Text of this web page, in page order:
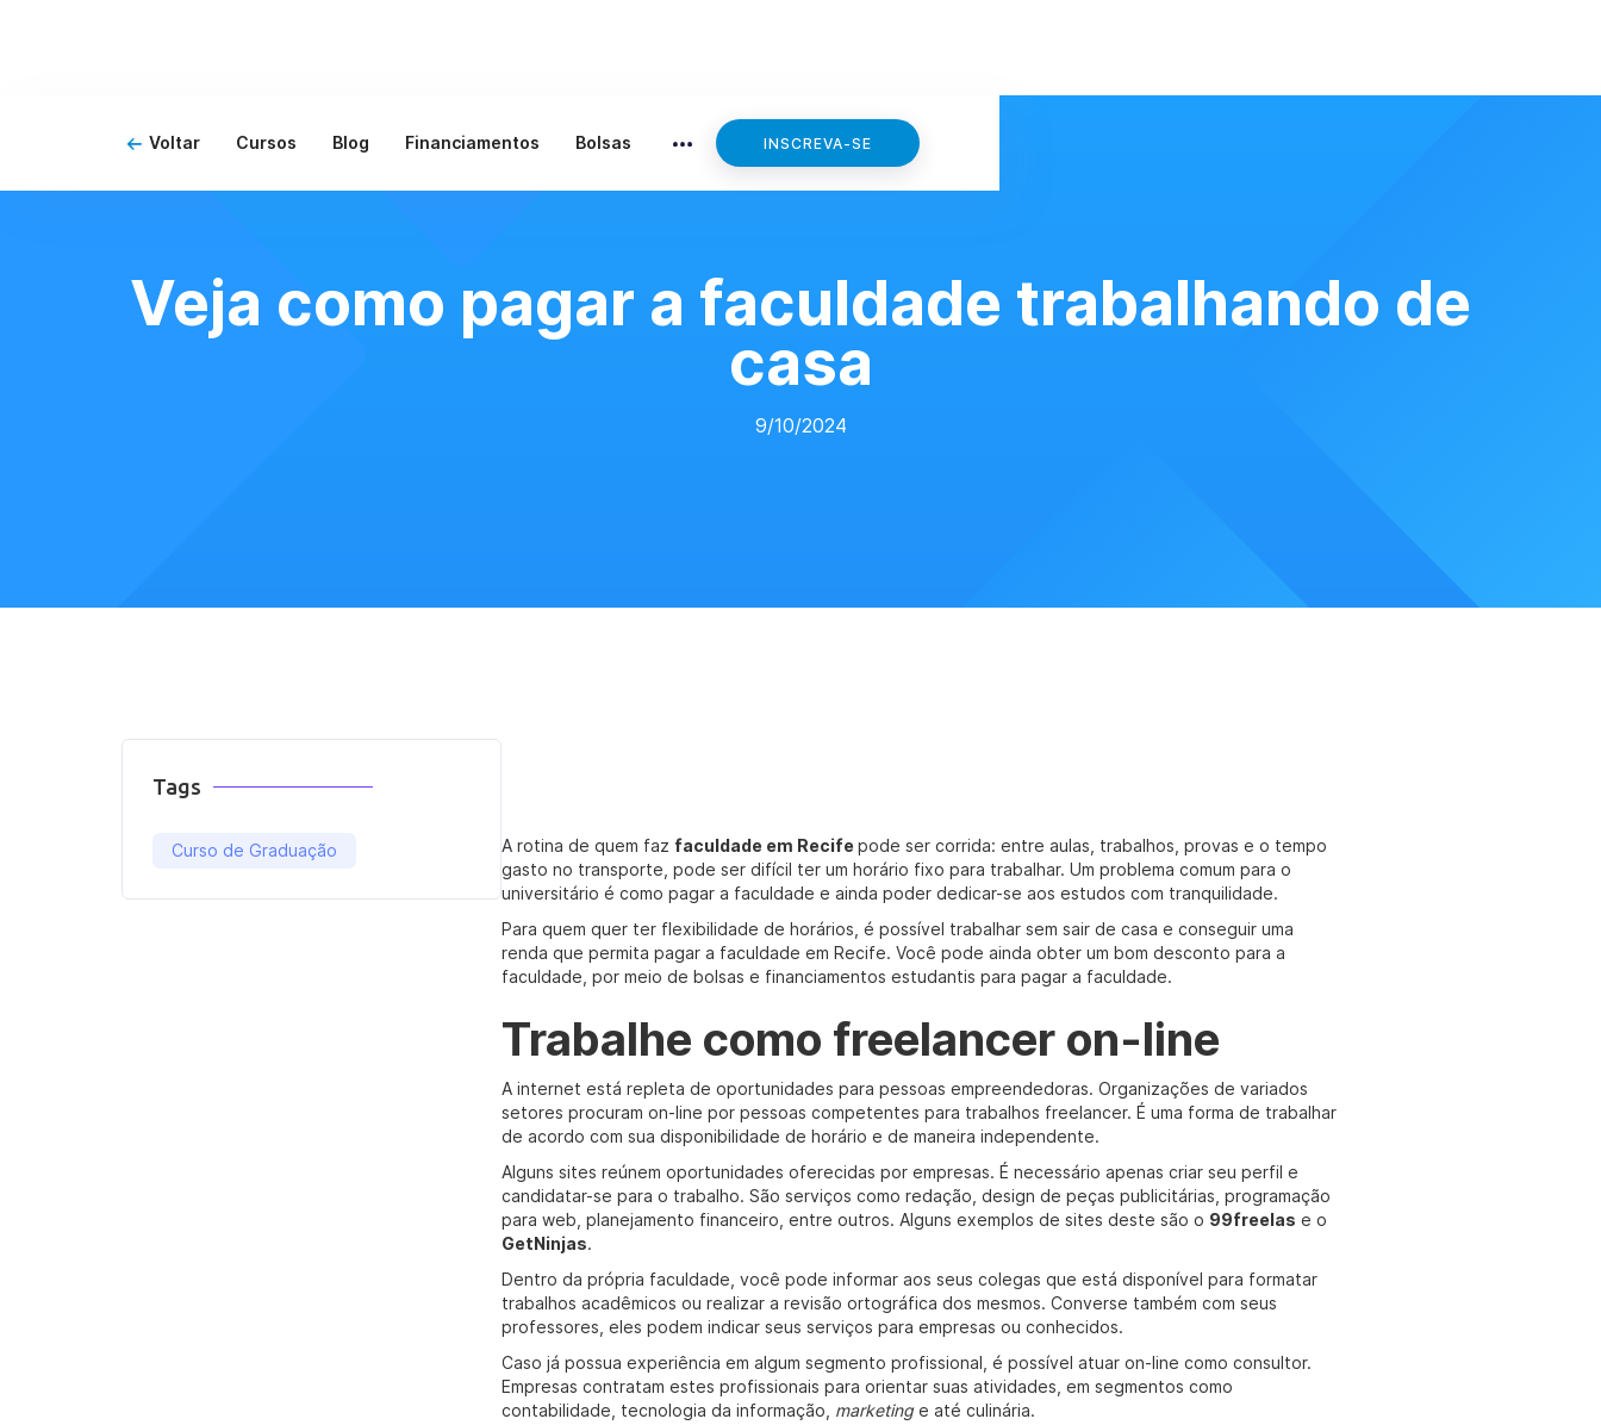
Voltar Cursos Blog Financiamentos Bolsas INSCREVA-SE
Veja como pagar a faculdade trabalhando de
casa
9/10/2024
Tags
Curso de Graduação A rotina de quem faz faculdade em Recifepode ser corrida: entre aulas, trabalhos, provas e o tempo
gasto no transporte, pode ser difícil ter um horário fixo para trabalhar. Um problema comum para o
universitário é como pagar a faculdade e ainda poder dedicar-se aos estudos com tranquilidade.
Para quem quer ter flexibilidade de horários, é possível trabalhar sem sair de casa e conseguir uma
renda que permita pagar a faculdade em Recife. Você pode ainda obter um bom desconto para a
faculdade, por meio de bolsas e financiamentos estudantis para pagar a faculdade.
Trabalhe como freelancer on-line
A internet está repleta de oportunidades para pessoas empreendedoras. Organizações de variados
setores procuram on-line por pessoas competentes para trabalhos freelancer. É uma forma de trabalhar
de acordo com sua disponibilidade de horário e de maneira independente.
Alguns sites reúnem oportunidades oferecidas por empresas. É necessário apenas criar seu perfil e
candidatar-se para o trabalho. São serviços como redação, design de peças publicitárias, programação
para web, planejamento financeiro, entre outros. Alguns exemplos de sites deste são o 99freelas e o
GetNinjas.
Dentro da própria faculdade, você pode informar aos seus colegas que está disponível para formatar
trabalhos acadêmicos ou realizar a revisão ortográfica dos mesmos. Converse também com seus
professores, eles podem indicar seus serviços para empresas ou conhecidos.
Caso já possua experiência em algum segmento profissional, é possível atuar on-line como consultor.
Empresas contratam estes profissionais para orientar suas atividades, em segmentos como
contabilidade, tecnologia da informação, marketinge até culinária.